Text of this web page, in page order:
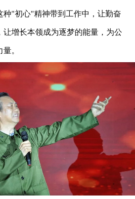
种"初心"精神带到工作中，让勤奋
让增长本领成为逐梦的能量，为公
。